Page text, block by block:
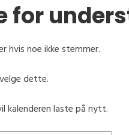
for
hvis noe ikke stemmer.
dette.
kalenderen laste på nytt.